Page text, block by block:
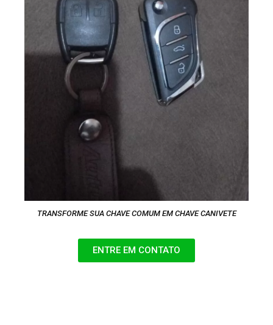
TRANSFORME SUA CHAVE COMUM EM CHAVE CANIVETE
ENTRE EM CONTATO